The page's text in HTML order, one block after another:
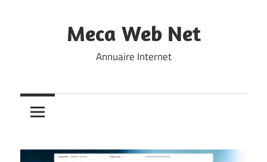
Meca Web Net
Annuaire Internet